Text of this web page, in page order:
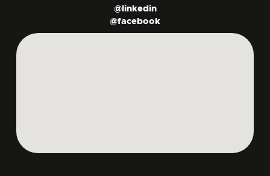
@linkedin
@facebook